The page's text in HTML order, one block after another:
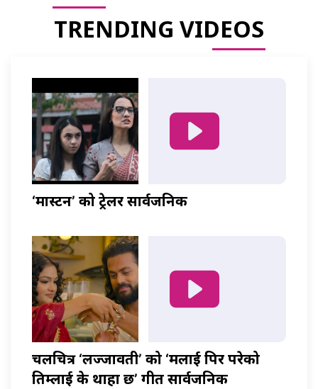
TRENDING VIDEOS
‘मास्टर्नी’ को ट्रेलर सार्वजनिक
चलचित्र ‘लज्जावती’ को ‘मलाई पिर परेको
तिम्लाई के थाहा छ’ गीत सार्वजनिक